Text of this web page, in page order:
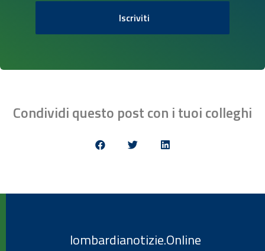
Iscriviti
Condividi questo post con i tuoi colleghi
lombardianotizie.Online